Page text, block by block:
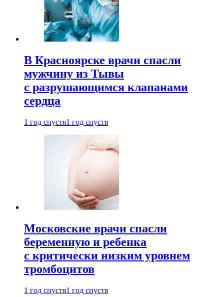
В Красноярске врачи спасли
мужчину из Тывы
с разрушающимся клапанами
сердца
1 год спустя1 год спустя
Московские врачи спасли
беременную и ребенка
с критически низким уровнем
тромбоцитов
1 год спустя1 год спустя